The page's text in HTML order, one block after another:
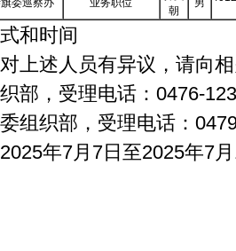
委巡察办 业务职位
朝
男
和时间
述人员有异议，请向相
，受理电话：0476-
织部，受理电话：
年7月7日至2025年7